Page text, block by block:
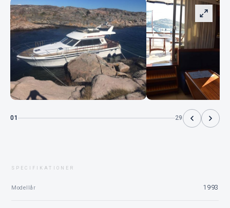
01 29
SPECIFIKATIONER
Modellår 1993